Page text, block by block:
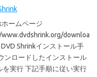
ームページ
downloa
Shrinkインストール手
ンロードしたインストール
を実行 下記手順に従い実行